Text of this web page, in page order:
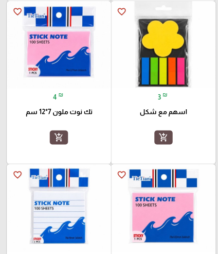
favorite_border
3 ₪
اسهم مع شكل
add_shopping_cart
favorite_border
4 ₪
تك نوت ملون 7*12 سم
add_shopping_cart
favorite_border
favorite_border